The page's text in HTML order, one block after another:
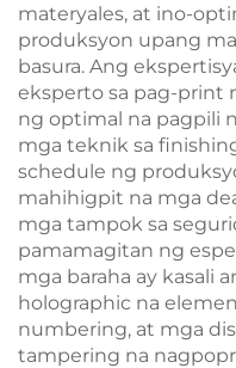
materyales, at ino-
produksyon upang
basura. Ang
eksperto sa pag-print
ng optimal na pagpili
mga teknik sa
schedule ng
mahihigpit na mga
mga tampok sa
pamamagitan ng
mga baraha ay kasali
holographic na
numbering, at mga
tampering na